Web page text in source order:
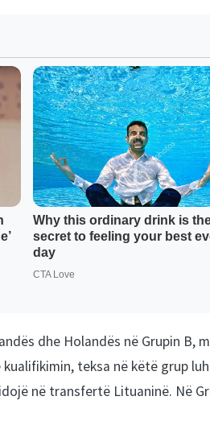
dhe Holandës në Grupin B,
kualifikimin, teksa në këtë grup
në transfertë Lituaninë. Në